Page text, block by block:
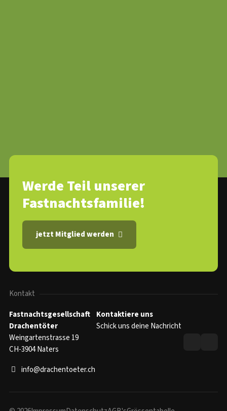
Werde Teil unserer
Fastnachtsfamilie!
jetzt Mitglied werden
Kontakt
Fastnachtsgesellschaft
Drachentöter
Weingartenstrasse 19
CH-3904 Naters
info@drachentoeter.ch
Kontaktiere uns
Schick uns deine Nachricht